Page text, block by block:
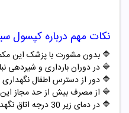
نکات مهم درباره کپسول
🔷 بدون مشورت با پزشک این
🔷 در دوران بارداری و شیردهی
🔷 دور از دسترس اطفال
🔷 از مصرف بیش از حد مجاز
🔷 در دمای زیر 30 درجه اتاق نگهداری شود